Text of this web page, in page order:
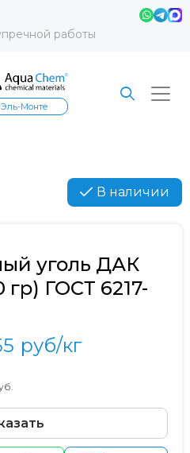
работы
Эль-Монте
В наличии
уголь ДАК
гр) ГОСТ 6217-
руб/кг